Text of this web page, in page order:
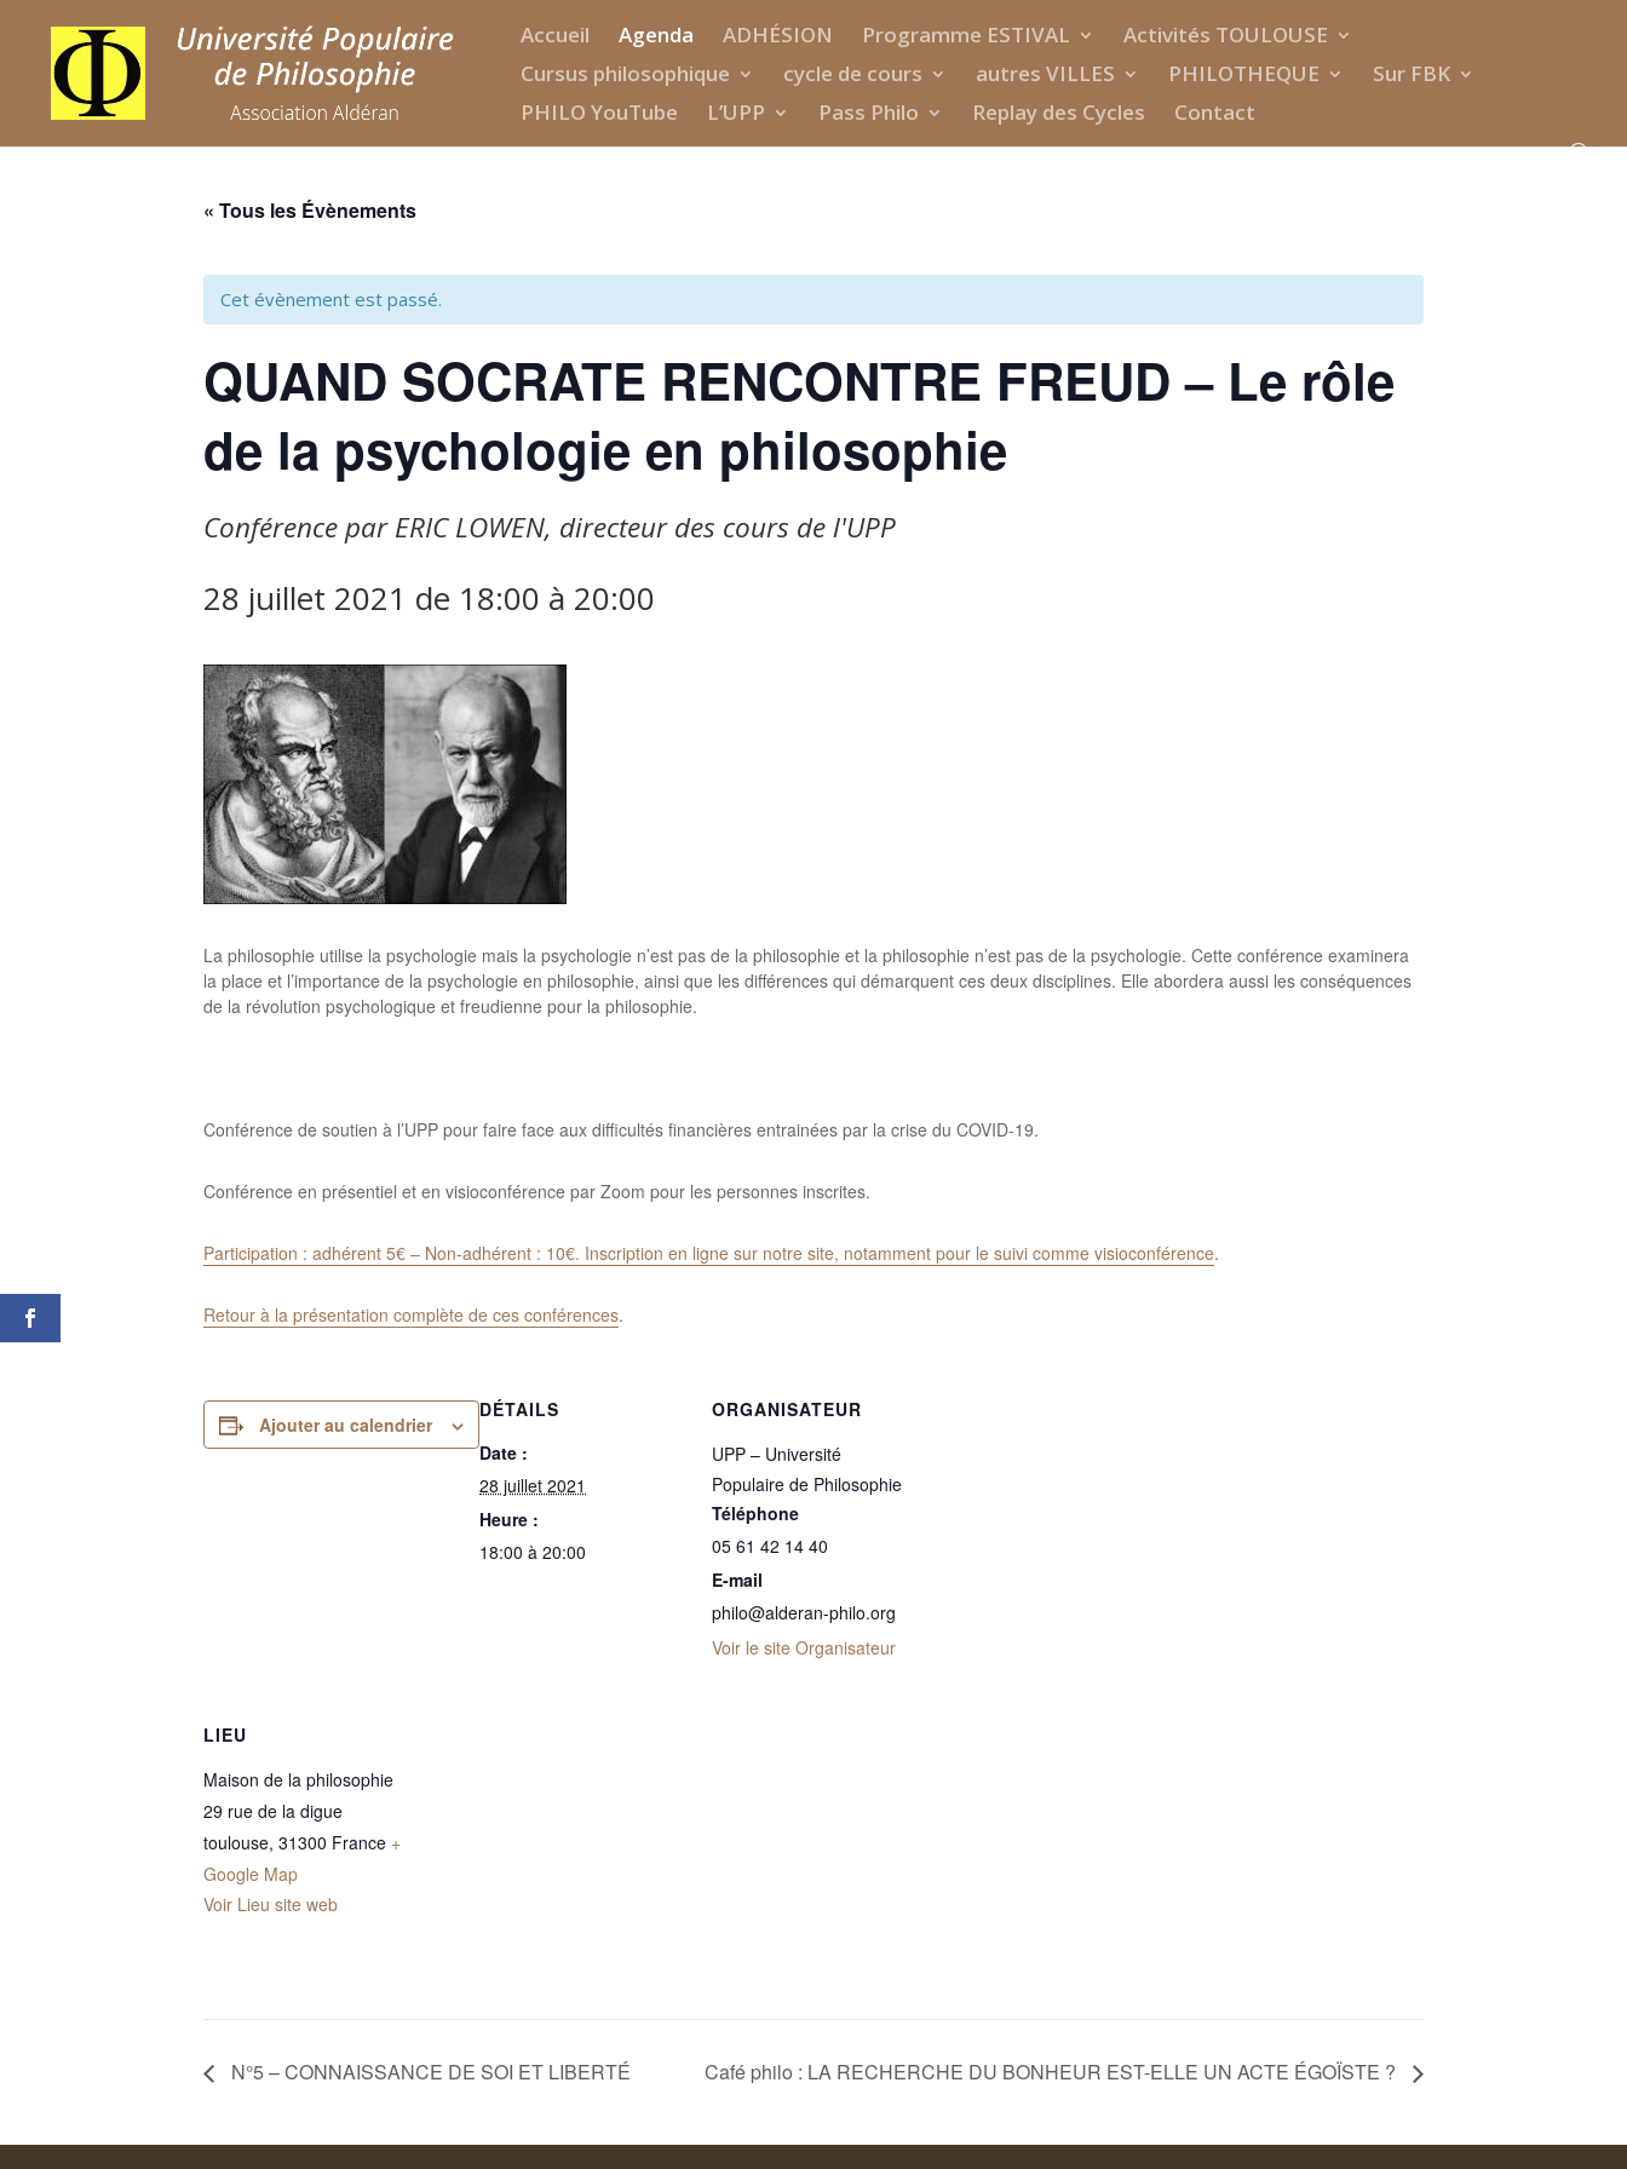
Accueil Agenda ADHÉSION Programme ESTIVAL
Activités TOULOUSE
Cursus philosophique
cycle de cours autres VILLES PHILOTHEQUE
Sur FBK
PHILO YouTube
L’UPP Pass Philo Replay des Cycles Contact
« Tous les Évènements
Cet évènement est passé.
QUAND SOCRATE RENCONTRE FREUD – Le rôle
de la psychologie en philosophie
Conférence par ERIC LOWEN, directeur des cours de l'UPP
28 juillet 2021 de 18:00 à 20:00
La philosophie utilise la psychologie mais la psychologie n’est pas de la philosophie et la philosophie n’est pas de la psychologie. Cette conférence examinera
la place et l’importance de la psychologie en philosophie, ainsi que les différences qui démarquent ces deux disciplines. Elle abordera aussi les conséquences
de la révolution psychologique et freudienne pour la philosophie.
Conférence de soutien à l’UPP pour faire face aux difficultés financières entrainées par la crise du COVID-19.
Conférence en présentiel et en visioconférence par Zoom pour les personnes inscrites.
Participation : adhérent 5€ – Non-adhérent : 10€. Inscription en ligne sur notre site, notamment pour le suivi comme visioconférence.
Retour à la présentation complète de ces conférences.
Ajouter au calendrier
DÉTAILS
Date :
28 juillet 2021
Heure :
18:00 à 20:00
ORGANISATEUR
UPP – Université
Populaire de Philosophie
Téléphone
05 61 42 14 40
E-mail
philo@alderan-philo.org
Voir le site Organisateur
LIEU
Maison de la philosophie
29 rue de la digue
toulouse, 31300 France +
Google Map
Voir Lieu site web
N°5 – CONNAISSANCE DE SOI ET LIBERTÉ Café philo : LA RECHERCHE DU BONHEUR EST-ELLE UN ACTE ÉGOÏSTE ?